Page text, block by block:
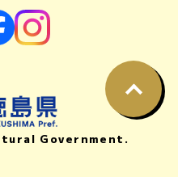
Government.